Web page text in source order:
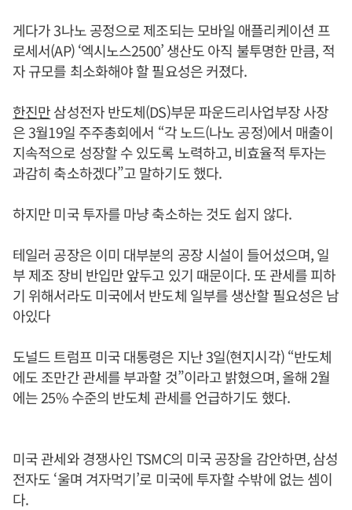
게다가 3나노 공정으로 제조되는 모바일 애플리케이션 프
로세서(AP) ‘엑시노스2500’ 생산도 아직 불투명한 만큼, 적
자 규모를 최소화해야 할 필요성은 커졌다.
한진만삼성전자 반도체(DS)부문 파운드리사업부장 사장
은 3월19일 주주총회에서 “각 노드(나노 공정)에서 매출이
지속적으로 성장할 수 있도록 노력하고, 비효율적 투자는
과감히 축소하겠다”고 말하기도 했다.
하지만 미국 투자를 마냥 축소하는 것도 쉽지 않다.
테일러 공장은 이미 대부분의 공장 시설이 들어섰으며, 일
부 제조 장비 반입만 앞두고 있기 때문이다. 또 관세를 피하
기 위해서라도 미국에서 반도체 일부를 생산할 필요성은 남
아있다
도널드 트럼프 미국 대통령은 지난 3일(현지시각) “반도체
에도 조만간 관세를 부과할 것”이라고 밝혔으며, 올해 2월
에는 25% 수준의 반도체 관세를 언급하기도 했다.
미국 관세와 경쟁사인 TSMC의 미국 공장을 감안하면, 삼성
전자도 ‘울며 겨자먹기’로 미국에 투자할 수밖에 없는 셈이
다.